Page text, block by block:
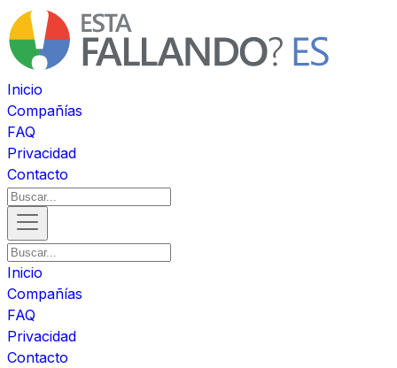
Inicio
Compañías
FAQ
Privacidad
Contacto
Inicio
Compañías
FAQ
Privacidad
Contacto